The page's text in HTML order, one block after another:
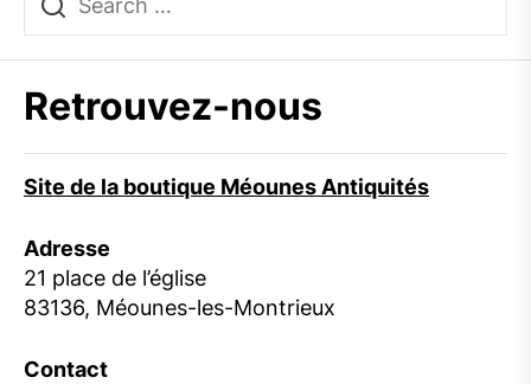
Retrouvez-nous
Site de la boutique Méounes Antiquités
Adresse
21 place de l’église
83136, Méounes-les-Montrieux
Contact